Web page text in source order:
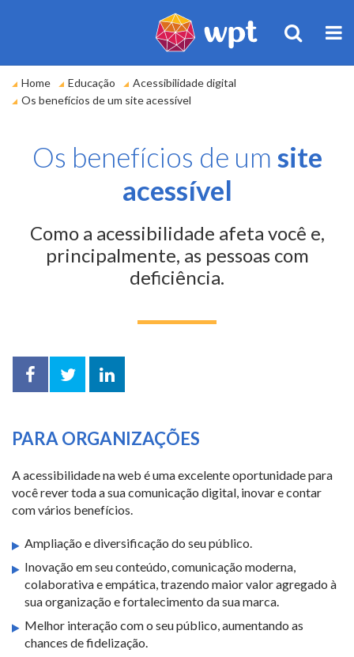
BUSCA
está
em:
Home Educação
Acessibilidade digital
Os benefícios de um site acessível
Os benefícios de um site
acessível
Como a acessibilidade afeta você e,
principalmente, as pessoas com
deficiência.
Facebook
TwitterLinkedIn
PARA ORGANIZAÇÕES
A acessibilidade na web é uma excelente oportunidade para
você rever toda a sua comunicação digital, inovar e contar
com vários benefícios.
Ampliação e diversificação do seu público.
Inovação em seu conteúdo, comunicação moderna,
colaborativa e empática, trazendo maior valor agregado à
sua organização e fortalecimento da sua marca.
Melhor interação com o seu público, aumentando as
chances de fidelização.